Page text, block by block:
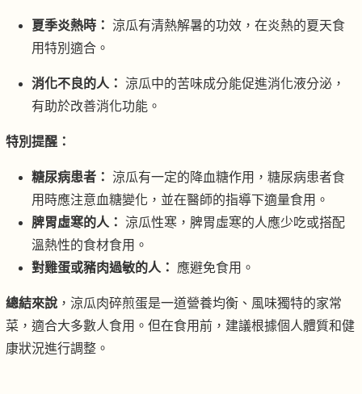
夏季炎熱時：
涼瓜有清熱解暑的功效，在炎熱的夏天食
用特別適合。
消化不良的人：
涼瓜中的苦味成分能促進消化液分泌，
有助於改善消化功能。
特別提醒：
糖尿病患者：
涼瓜有一定的降血糖作用，糖尿病患者食
用時應注意血糖變化，並在醫師的指導下適量食用。
脾胃虛寒的人：
涼瓜性寒，脾胃虛寒的人應少吃或搭配
溫熱性的食材食用。
對雞蛋或豬肉過敏的人：
應避免食用。
總結來說 ，涼瓜肉碎煎蛋是一道營養均衡、風味獨特的家常
菜，適合大多數人食用。但在食用前，建議根據個人體質和健
康狀況進行調整。